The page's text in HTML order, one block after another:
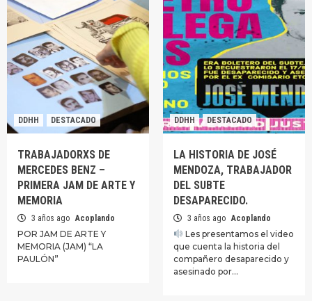
DDHH DESTACADO
TRABAJADORXS DE
MERCEDES BENZ –
PRIMERA JAM DE ARTE Y
MEMORIA
3 años ago Acoplando
POR JAM DE ARTE Y
MEMORIA (JAM) “LA
PAULÓN”
DDHH DESTACADO
LA HISTORIA DE JOSÉ
MENDOZA, TRABAJADOR
DEL SUBTE
DESAPARECIDO.
3 años ago Acoplando
Les presentamos el video
que cuenta la historia del
compañero desaparecido y
asesinado por…